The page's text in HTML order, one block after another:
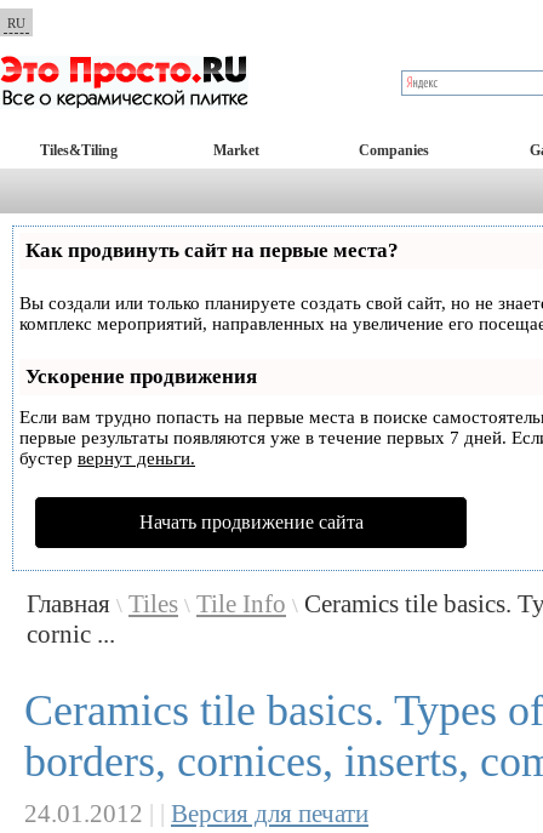
RU
Tiles&Tiling Market Companies
Как продвинуть сайт на первые места?
Вы создали или только планируете создать свой сайт, но не
комплекс мероприятий, направленных на увеличение его
Ускорение продвижения
Если вам трудно попасть на первые места в поиске
первые результаты появляются уже в течение первых 7 дней.
бустер вернут деньги.
Начать продвижение сайта
Главная \ Tiles \ Tile Info \ Ceramics tile basics.
cornic ...
Ceramics tile basics. Types
borders, cornices, inserts,
24.01.2012 | | Версия для печати